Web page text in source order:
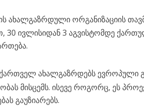
ახალგაზრდული ორგანიზაციის
30 ივლისიდან 3 აგვისტომდე
ქართველ ახალგაზრდებს ევროპული
მისცემს. ისევე როგორც, ეს
გაუზიარებს.